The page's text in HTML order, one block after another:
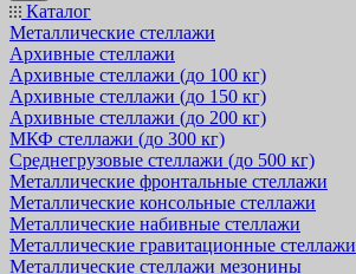
Каталог
Металлические стеллажи
Архивные стеллажи
Архивные стеллажи (до 100 кг)
Архивные стеллажи (до 150 кг)
Архивные стеллажи (до 200 кг)
МКФ стеллажи (до 300 кг)
Среднегрузовые стеллажи (до 500 кг)
Металлические фронтальные стеллажи
Металлические консольные стеллажи
Металлические набивные стеллажи
Металлические гравитационные стеллажи
Металлические стеллажи мезонины